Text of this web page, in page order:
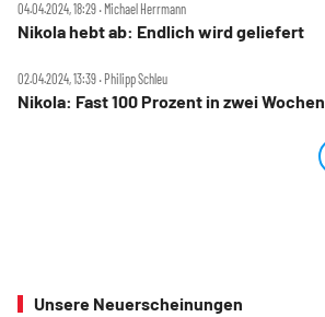
04.04.2024, 18:29 ‧ Michael Herrmann
Nikola hebt ab: Endlich wird geliefert
02.04.2024, 13:39 ‧ Philipp Schleu
Nikola: Fast 100 Prozent in zwei Wochen
Unsere Neuerscheinungen